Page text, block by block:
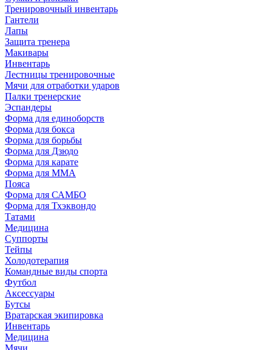
Тренировочный инвентарь
Гантели
Лапы
Защита тренера
Макивары
Инвентарь
Лестницы тренировочные
Мячи для отработки ударов
Палки тренерские
Эспандеры
Форма для единоборств
Форма для бокса
Форма для борьбы
Форма для Дзюдо
Форма для карате
Форма для MMA
Пояса
Форма для САМБО
Форма для Тхэквондо
Татами
Медицина
Суппорты
Тейпы
Холодотерапия
Командные виды спорта
Футбол
Аксессуары
Бутсы
Вратарская экипировка
Инвентарь
Медицина
Мячи